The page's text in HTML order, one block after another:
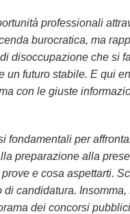
professionali
burocratica, ma
disoccupazione che si
un futuro stabile. E qui
con le giuste
fondamentali per
preparazione alla
e cosa aspettarti.
candidatura. Insomma,
dei concorsi